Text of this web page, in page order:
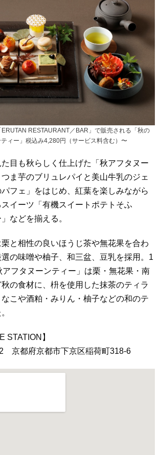
RESTAURANT／BAR」で販売される「秋の
ィー」税込み4,280円（サービス料含む）〜
目も秋らしく仕上げた「秋アフタヌー
ま芋のブリュレパイと美山牛乳のジェ
フェ」をはじめ、紅葉を楽しみながら
イーツ「有機スイートポテトそふ
などを揃える。
栗と相性の良いほうじ茶や無花果を合わ
の味噌や柚子、和三盆、豆乳を採用。1
アフタヌーンティー」は栗・無花果・南
の食材に、枡を使用した抹茶のティラ
こや酒粕・みりん・柚子などの和のテ
STATION】
京都府京都市下京区稲荷町318-6